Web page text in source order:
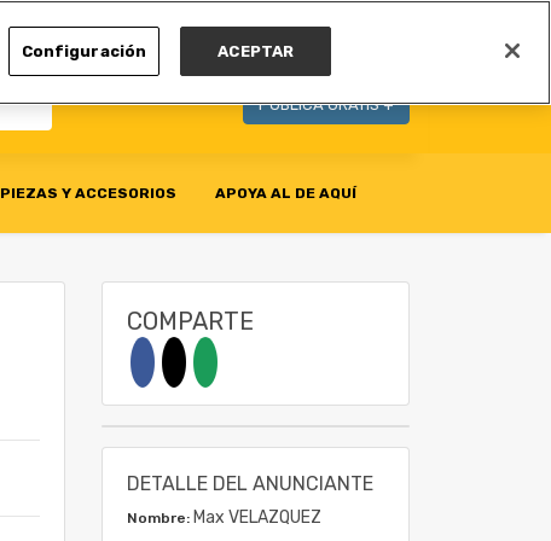
PUBLICA GRATIS +
PIEZAS Y ACCESORIOS APOYA AL DE AQUÍ
COMPARTE
DETALLE DEL ANUNCIANTE
Nombre: Max VELAZQUEZ
Configuración ACEPTAR